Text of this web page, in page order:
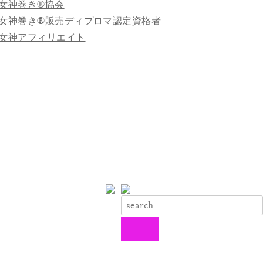
神巻き®協会
神巻き®販売ディプロマ認定資格者
神アフィリエイト